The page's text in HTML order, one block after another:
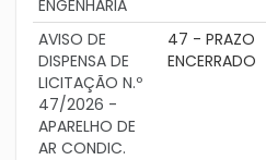
ENGENHARIA
AVISO DE
DISPENSA DE
LICITAÇÃO N.º
47/2026 -
APARELHO DE
AR CONDIC.
47 - PRAZO
ENCERRADO